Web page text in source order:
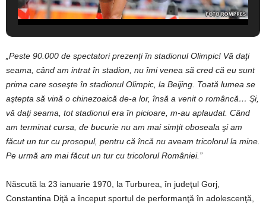
„Peste 90.000 de spectatori prezenţi în stadionul Olimpic! Vă daţi
seama, când am intrat în stadion, nu îmi venea să cred că eu sunt
prima care soseşte în stadionul Olimpic, la Beijing. Toată lumea se
aştepta să vină o chinezoaică de-a lor, însă a venit o româncă… Şi,
vă daţi seama, tot stadionul era în picioare, m-au aplaudat. Când
am terminat cursa, de bucurie nu am mai simţit oboseala şi am
făcut un tur cu prosopul, pentru că încă nu aveam tricolorul la mine.
Pe urmă am mai făcut un tur cu tricolorul României. ”
Născută la 23 ianuarie 1970, la Turburea, în judeţul Gorj,
Constantina Diţă a început sportul de performanţă în adolescenţă,